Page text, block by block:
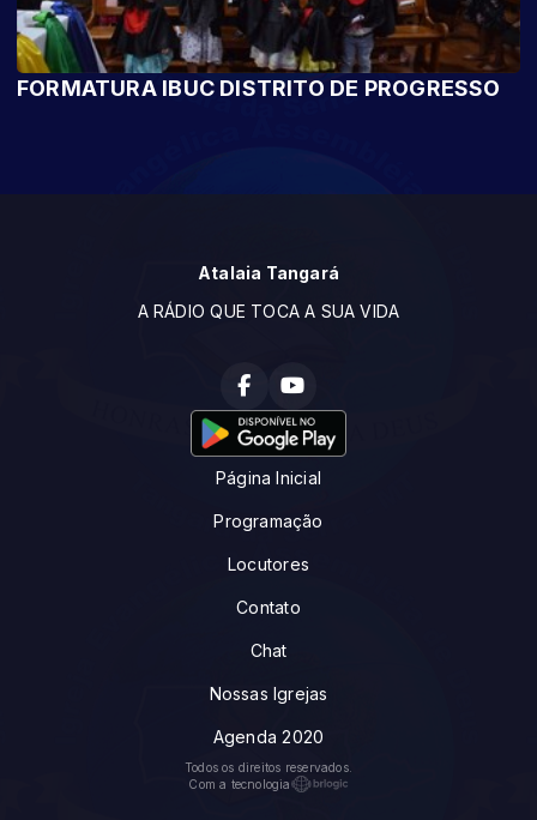
FORMATURA IBUC DISTRITO DE PROGRESSO
Atalaia Tangará
A RÁDIO QUE TOCA A SUA VIDA
Página Inicial
Programação
Locutores
Contato
Chat
Nossas Igrejas
Agenda 2020
Todos os direitos reservados.
Com a tecnologia